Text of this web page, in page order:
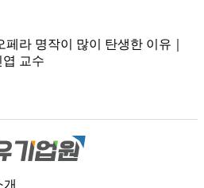
라 명작이 많이 탄생한 이유｜
교수
개